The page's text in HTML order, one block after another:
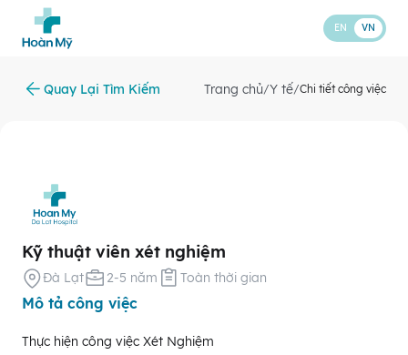
EN VN
Quay Lại Tìm Kiếm Trang chủ/Y tế/Chi tiết công việc
Kỹ thuật viên xét nghiệm
Đà Lạt 2-5 năm Toàn thời gian
Mô tả công việc
Thực hiện công việc Xét Nghiệm